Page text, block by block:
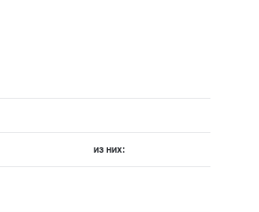
из них: